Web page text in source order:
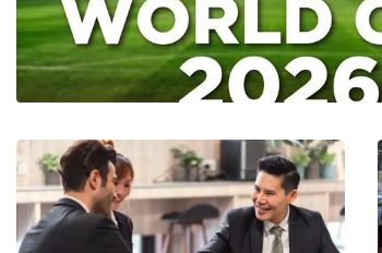
Bộ Chuẩn mực Đạo đức nghề nghiệp
Đối tác
GÓP Ý CHÍNH SÁCH
Dự thảo luật